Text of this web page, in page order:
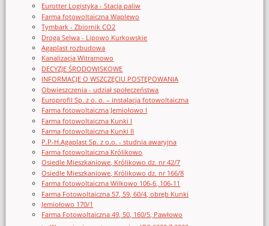
Eurotter Logistyka - Stacja paliw
Farma fotowoltaiczna Waplewo
Tymbark - Zbiornik CO2
Droga Selwa - Lipowo Kurkowskie
Agaplast rozbudowa
Kanalizacja Witramowo
DECYZJE ŚRODOWISKOWE
INFORMACJE O WSZCZĘCIU POSTĘPOWANIA
Obwieszczenia - udział społeczeństwa
Europrofil Sp. z o. o. – instalacja fotowoltaiczna
Farma fotowoltaiczna Jemiołowo I
Farma fotowoltaiczna Kunki I
Farma fotowoltaiczna Kunki II
P.P-H.Agaplast Sp. z o.o. - studnia awaryjna
Farma fotowoltaiczna Królikowo
Osiedle Mieszkaniowe, Królikowo dz. nr 42/7
Osiedle Mieszkaniowe, Królikowo dz. nr 166/8
Farma fotowoltaiczna Wilkowo 106-6, 106-11
Farma Fotowoltaiczna 57, 59, 60/4, obręb Kunki
Jemiołowo 170/1
Farma Fotowoltaiczna 49, 50, 160/5, Pawłowo